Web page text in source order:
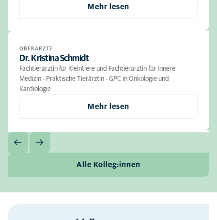
Mehr lesen
OBERÄRZTE
Dr. Kristina Schmidt
Fachtierärztin für Kleintiere und Fachtierärztin für Innere
Medizin - Praktische Tierärztin - GPC in Onkologie und
Kardiologie
Mehr lesen
Alle Kolleg:innen